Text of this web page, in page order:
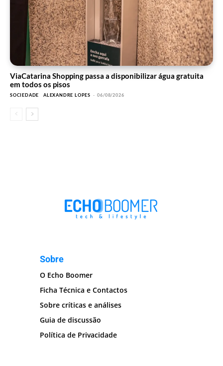
ViaCatarina Shopping passa a disponibilizar água gratuita
em todos os pisos
SOCIEDADE ALEXANDRE LOPES - 06/08/2026
Sobre
O Echo Boomer
Ficha Técnica e Contactos
Sobre críticas e análises
Guia de discussão
Política de Privacidade